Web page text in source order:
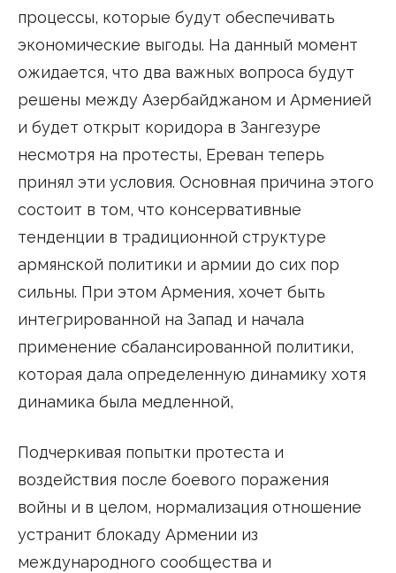
процессы, которые будут обеспечивать
экономические выгоды. На данный момент
ожидается, что два важных вопроса будут
решены между Азербайджаном и Арменией
и будет открыт коридора в Зангезуре
несмотря на протесты, Ереван теперь
принял эти условия. Основная причина этого
состоит в том, что консервативные
тенденции в традиционной структуре
армянской политики и армии до сих пор
сильны. При этом Армения, хочет быть
интегрированной на Запад и начала
применение сбалансированной политики,
которая дала определенную динамику хотя
динамика была медленной,
Подчеркивая попытки протеста и
воздействия после боевого поражения
войны и в целом, нормализация отношение
устранит блокаду Армении из
международного сообщества и